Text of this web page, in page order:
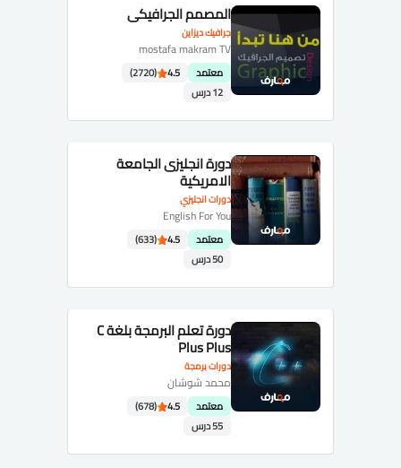
جرافيك ديزاين
المصمم الجرافيكي
mostafa makram TV
معتمد 4.5
(2720)
12 درس
دورات انجليزي
دورة انجليزى الجامعة
الامريكية
English For You
معتمد 4.5
(633)
50 درس
دورات برمجة
دورة تعلم البرمجة بلغة C
Plus Plus
محمد شوشان
معتمد 4.5
(678)
55 درس